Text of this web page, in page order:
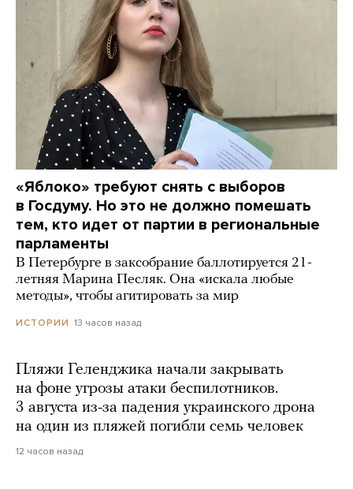
«Яблоко» требуют снять с выборов
в Госдуму. Но это не должно помешать
тем, кто идет от партии в региональные
парламенты
В Петербурге в заксобрание баллотируется 21-
летняя Марина Песляк. Она «искала любые
методы», чтобы агитировать за мир
ИСТОРИИ 13 часов назад
Пляжи Геленджика начали закрывать
на фоне угрозы атаки беспилотников.
3 августа из-за падения украинского дрона
на один из пляжей погибли семь человек
12 часов назад